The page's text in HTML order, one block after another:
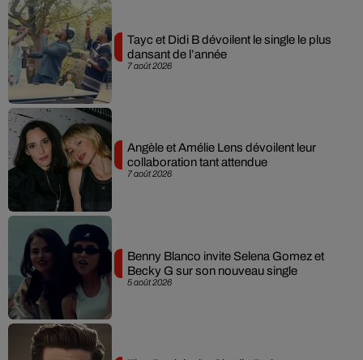
7 août 2026
Tayc et Didi B dévoilent le single le plus
dansant de l’année
7 août 2026
Angèle et Amélie Lens dévoilent leur
collaboration tant attendue
5 août 2026
Benny Blanco invite Selena Gomez et
Becky G sur son nouveau single